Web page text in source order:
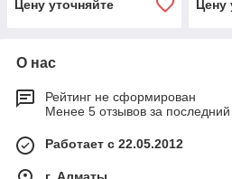
Цену уточняйте Цену
О нас
Рейтинг не сформирован
Менее 5 отзывов за последний
Работает с 22.05.2012